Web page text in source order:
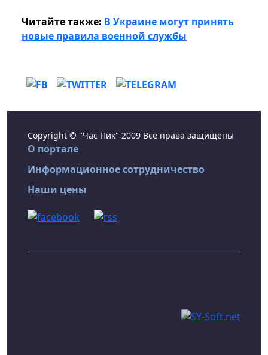
Читайте также: В Украине могут принять
новые правила военной службы
Copyright © "Час Пик" 2009 Все права защищены
О портале
Информационное сотрудничество
Наши цены